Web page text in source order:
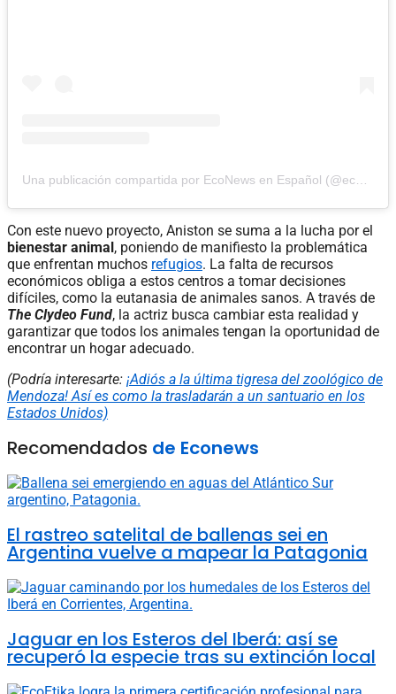
Una publicación compartida por EcoNews en Español (@econewses)
Con este nuevo proyecto, Aniston se suma a la lucha por el
bienestar animal , poniendo de manifiesto la problemática
que enfrentan muchos refugios. La falta de recursos
económicos obliga a estos centros a tomar decisiones
difíciles, como la eutanasia de animales sanos. A través de
The Clydeo Fund, la actriz busca cambiar esta realidad y
garantizar que todos los animales tengan la oportunidad de
encontrar un hogar adecuado.
(Podría interesarte: ¡Adiós a la última tigresa del zoológico de
Mendoza! Así es como la trasladarán a un santuario en los
Estados Unidos)
Recomendados de Econews
El rastreo satelital de ballenas sei en
Argentina vuelve a mapear la Patagonia
Jaguar en los Esteros del Iberá: así se
recuperó la especie tras su extinción local